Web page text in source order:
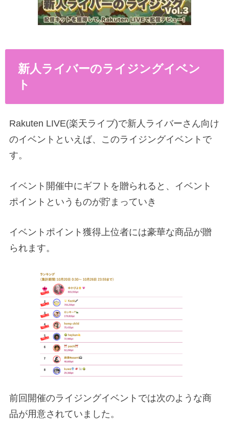
新人ライバーのライジングイベン
ト
Rakuten LIVE(楽天ライブ)で新人ライバーさん向け
のイベントといえば、このライジングイベントで
す。
イベント開催中にギフトを贈られると、イベント
ポイントというものが貯まっていき
イベントポイント獲得上位者には豪華な商品が贈
られます。
前回開催のライジングイベントでは次のような商
品が用意されていました。